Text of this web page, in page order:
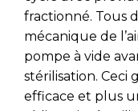
fractionné. Tous
mécanique de
pompe à vide
stérilisation. Ceci
efficace et plus